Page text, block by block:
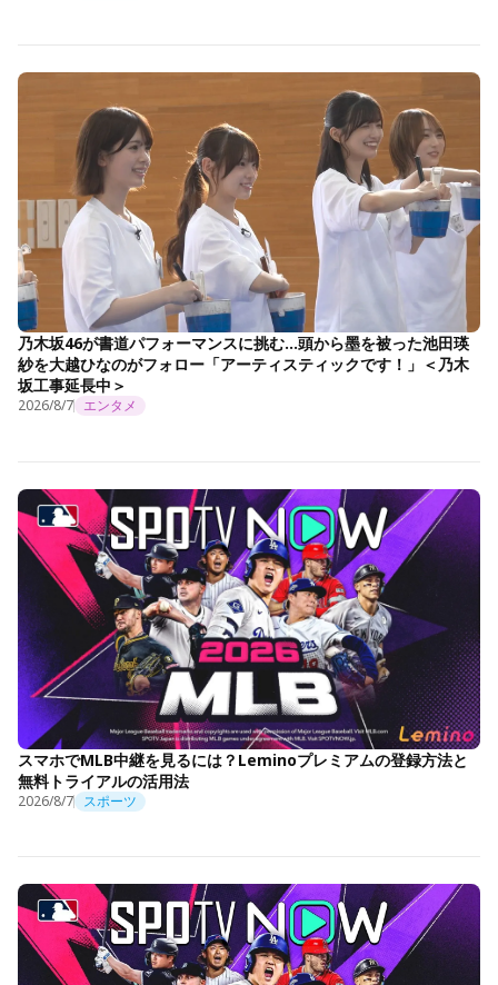
乃木坂46が書道パフォーマンスに挑む…頭から墨を被った池田瑛
紗を大越ひなのがフォロー「アーティスティックです！」＜乃木
坂工事延長中＞
2026/8/7 エンタメ
スマホでMLB中継を見るには？Leminoプレミアムの登録方法と
無料トライアルの活用法
2026/8/7 スポーツ